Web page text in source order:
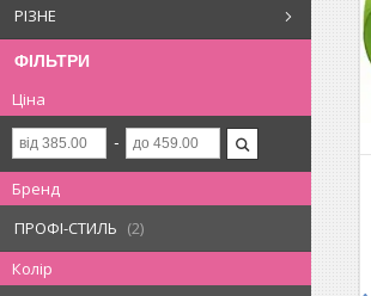
РІЗНЕ
ФІЛЬТРИ
Ціна
Бренд
ПРОФІ-СТИЛЬ
2
Колір